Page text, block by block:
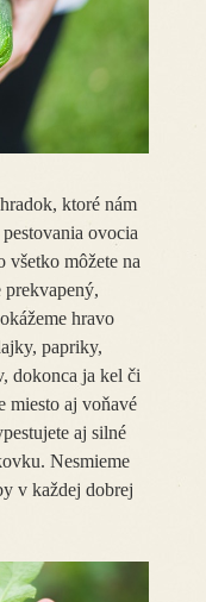
ktoré nám
ovocia
všetko môžete na
hravo
papriky,
dokonca ja kel či
miesto aj voňavé
aj silné
Nesmieme
v každej dobrej